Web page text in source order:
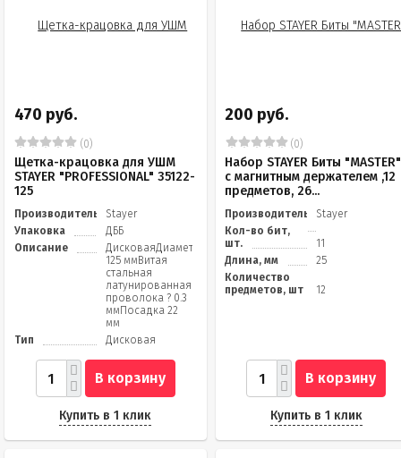
470 руб.
(0)
Щетка-крацовка для УШМ
STAYER "PROFESSIONAL" 35122-
125
Производитель
Stayer
Упаковка
ДББ
Описание
ДисковаяДиаметр
125 ммВитая
стальная
латунированная
проволока ? 0.3
ммПосадка 22
мм
Тип
Дисковая
В корзину
Купить в 1 клик
200 руб.
(0)
Набор STAYER Биты "MASTER"
с магнитным держателем ,12
предметов, 26...
Производитель
Stayer
Кол-во бит,
шт.
11
Длина, мм
25
Количество
предметов, шт
12
В корзину
Купить в 1 клик